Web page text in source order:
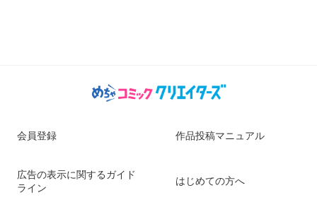
会員登録 作品投稿マニュアル
広告の表示に関するガイド
ライン
はじめての方へ